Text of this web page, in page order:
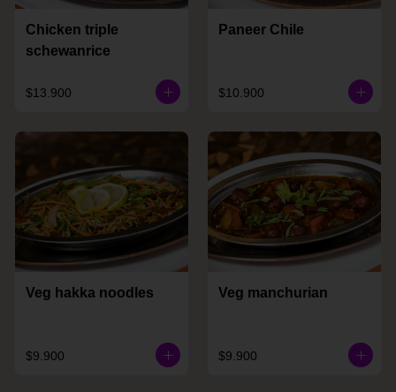
Chicken triple
schewanrice
$13.900
Paneer Chile
$10.900
Veg hakka noodles
$9.900
Veg manchurian
$9.900